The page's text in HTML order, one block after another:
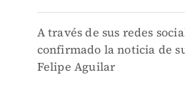
A través de sus redes
confirmado la noticia de
Felipe Aguilar